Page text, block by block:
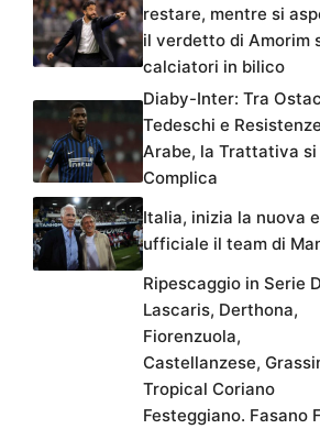
restare, mentre si
il verdetto di Amorim
calciatori in bilico
Diaby-Inter: Tra
Tedeschi e Resistenze
Arabe, la Trattativa si
Complica
Italia, inizia la nuova
ufficiale il team di
Ripescaggio in Serie
Lascaris, Derthona,
Fiorenzuola,
Castellanzese,
Tropical Coriano
Festeggiano. Fasano